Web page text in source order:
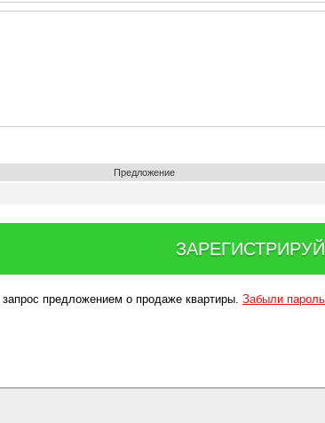
Предложение
запрос предложением о продаже квартиры.Забыли